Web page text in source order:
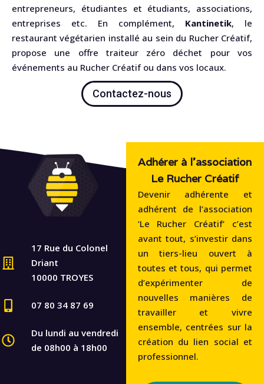
entrepreneurs, étudiantes et étudiants, associations,
entreprises etc. En complément, Kantinetik, le
restaurant végétarien installé au sein du Rucher Créatif,
propose une offre traiteur zéro déchet pour vos
événements au Rucher Créatif ou dans vos locaux.
Contactez-nous
17 Rue du Colonel
Driant
10000 TROYES
07 80 34 87 69
Du lundi au vendredi
de 08h00 à 18h00
Adhérer à l'association
Le Rucher Créatif
Devenir adhérente et
adhérent de l’association
‘Le Rucher Créatif‘ c’est
avant tout, s’investir dans
un tiers-lieu ouvert à
toutes et tous, qui permet
d’expérimenter de
nouvelles manières de
travailler et vivre
ensemble, centrées sur la
création du lien social et
professionnel.